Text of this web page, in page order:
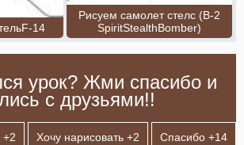
14
Рисуем самолет стелс (B-2
SpiritStealthBomber)
урок? Жми спасибо и
с друзьями!!
+2 Хочу нарисовать +2 Спасибо +14